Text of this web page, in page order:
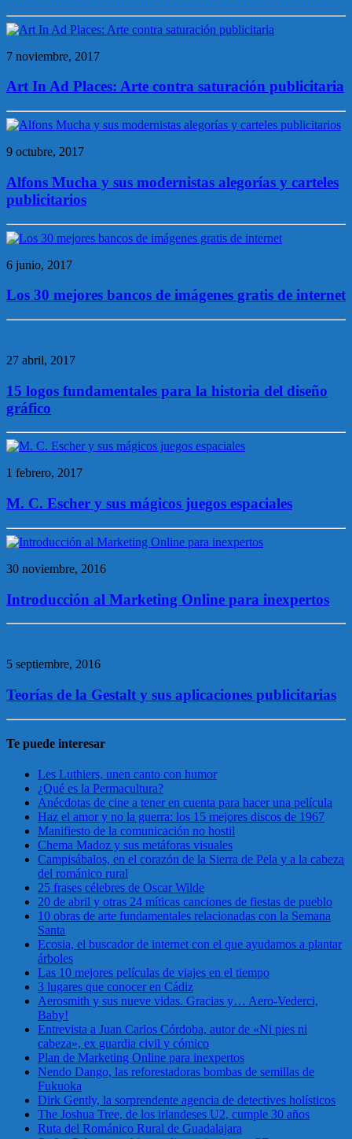
7 noviembre, 2017
Art In Ad Places: Arte contra saturación publicitaria
9 octubre, 2017
Alfons Mucha y sus modernistas alegorías y carteles
publicitarios
6 junio, 2017
Los 30 mejores bancos de imágenes gratis de internet
27 abril, 2017
15 logos fundamentales para la historia del diseño
gráfico
1 febrero, 2017
M. C. Escher y sus mágicos juegos espaciales
30 noviembre, 2016
Introducción al Marketing Online para inexpertos
5 septiembre, 2016
Teorías de la Gestalt y sus aplicaciones publicitarias
Te puede interesar
Les Luthiers, unen canto con humor
¿Qué es la Permacultura?
Anécdotas de cine a tener en cuenta para hacer una película
Haz el amor y no la guerra: los 15 mejores discos de 1967
Manifiesto de la comunicación no hostil
Chema Madoz y sus metáforas visuales
Campisábalos, en el corazón de la Sierra de Pela y a la cabeza
del románico rural
25 frases célebres de Oscar Wilde
20 de abril y otras 24 míticas canciones de fiestas de pueblo
10 obras de arte fundamentales relacionadas con la Semana
Santa
Ecosia, el buscador de internet con el que ayudamos a plantar
árboles
Las 10 mejores películas de viajes en el tiempo
3 lugares que conocer en Cádiz
Aerosmith y sus nueve vidas. Gracias y… Aero-Vederci,
Baby!
Entrevista a Juan Carlos Córdoba, autor de «Ni pies ni
cabeza», ex guardia civil y cómico
Plan de Marketing Online para inexpertos
Nendo Dango, las reforestadoras bombas de semillas de
Fukuoka
Dirk Gently, la sorprendente agencia de detectives holísticos
The Joshua Tree, de los irlandeses U2, cumple 30 años
Ruta del Románico Rural de Guadalajara